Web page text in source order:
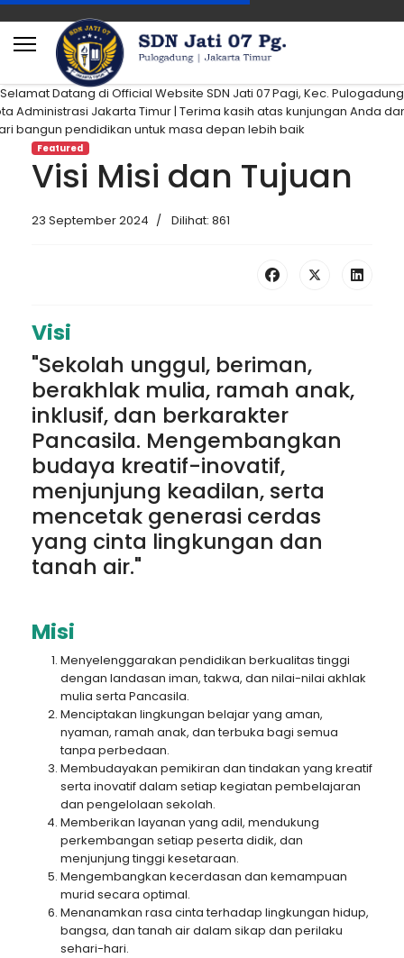
Datang di Official Website SDN Jati 07 Pagi, Kec.
Administrasi Jakarta Timur | Terima kasih atas kunjungan Anda
bangun pendidikan untuk masa depan lebih baik
Featured
Visi Misi dan Tujuan
23 September 2024 Dilihat: 861
Visi
"Sekolah unggul, beriman,
berakhlak mulia, ramah anak,
inklusif, dan berkarakter
Pancasila. Mengembangkan
budaya kreatif-inovatif,
menjunjung keadilan, serta
mencetak generasi cerdas
yang cinta lingkungan dan
tanah air."
Misi
Menyelenggarakan pendidikan berkualitas tinggi
dengan landasan iman, takwa, dan nilai-nilai akhlak
mulia serta Pancasila.
Menciptakan lingkungan belajar yang aman,
nyaman, ramah anak, dan terbuka bagi semua
tanpa perbedaan.
Membudayakan pemikiran dan tindakan yang kreatif
serta inovatif dalam setiap kegiatan pembelajaran
dan pengelolaan sekolah.
Memberikan layanan yang adil, mendukung
perkembangan setiap peserta didik, dan
menjunjung tinggi kesetaraan.
Mengembangkan kecerdasan dan kemampuan
murid secara optimal.
Menanamkan rasa cinta terhadap lingkungan hidup,
bangsa, dan tanah air dalam sikap dan perilaku
sehari-hari.